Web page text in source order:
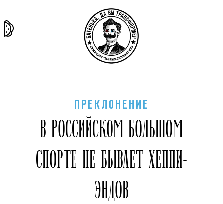
ПРЕКЛОНЕНИЕ
В РОССИЙСКОМ БОЛЬШОМ
СПОРТЕ НЕ БЫВАЕТ ХЕППИ-
ЭНДОВ